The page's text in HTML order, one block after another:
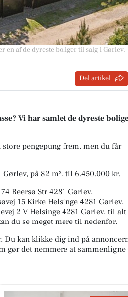
en af de dyreste boliger til salg i Gørlev.
Del artikel
Vi har samlet de dyreste
pengepung frem, men du får
på 82 m², til 6.450.000 kr.
Reersø Str 4281 Gørlev,
15 Kirke Helsinge 4281 Gørlev,
2 V Helsinge 4281 Gørlev, til alt
du se meget mere til nedenfor.
Du kan klikke dig ind på
gør det nemmere at sammenligne